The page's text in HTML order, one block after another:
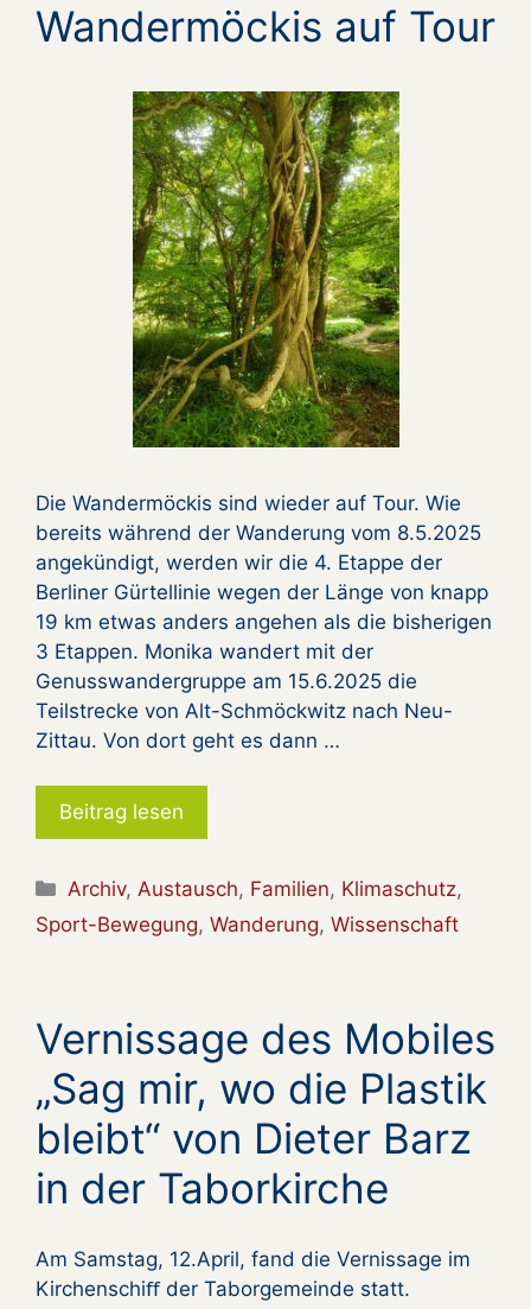
Wandermöckis auf Tour
Die Wandermöckis sind wieder auf Tour. Wie
bereits während der Wanderung vom 8.5.2025
angekündigt, werden wir die 4. Etappe der
Berliner Gürtellinie wegen der Länge von knapp
19 km etwas anders angehen als die bisherigen
3 Etappen. Monika wandert mit der
Genusswandergruppe am 15.6.2025 die
Teilstrecke von Alt-Schmöckwitz nach Neu-
Zittau. Von dort geht es dann …
Beitrag lesen
Kategorien
Archiv,Austausch, Familien, Klimaschutz,
Sport-Bewegung, Wanderung, Wissenschaft
Vernissage des Mobiles
„Sag mir, wo die Plastik
bleibt“ von Dieter Barz
in der Taborkirche
Am Samstag, 12.April, fand die Vernissage im
Kirchenschiﬀ der Taborgemeinde statt.